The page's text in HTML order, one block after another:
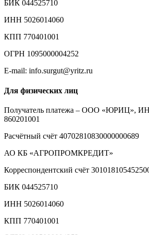
БИК 044525710
ИНН 5026014060
КПП 770401001
ОГРН 1095000004252
E-mail: info.surgut@yritz.ru
Для физических лиц
Получатель платежа – ООО «ЮРИЦ»,
860201001
Расчётный счёт 40702810830000000689
АО КБ «АГРОПРОМКРЕДИТ»
Корреспондентский счёт
БИК 044525710
ИНН 5026014060
КПП 770401001